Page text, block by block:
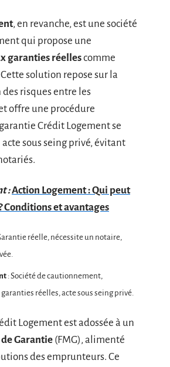
, en revanche, est une société
qui propose une
garanties réellescomme
Cette solution repose sur la
risques entre les
offre une procédure
Crédit Logement se
sous seing privé, évitant
:Action Logement : Qui peut
Conditions et avantages
réelle, nécessite un notaire,
: Société de cautionnement,
réelles, acte sous seing privé.
Logement est adossée à un
Garantie (FMG), alimenté
des emprunteurs. Ce